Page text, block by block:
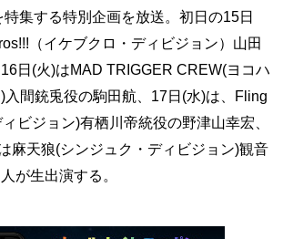
特集する特別企画を放送。初日の15日
（イケブクロ・ディビジョン）山田
日(火)はMAD TRIGGER CREW(ヨコハ
入間銃兎役の駒田航、17日(水)は、Fling
ビジョン)有栖川帝統役の野津山幸宏、
麻天狼(シンジュク・ディビジョン)観音
が生出演する。‬